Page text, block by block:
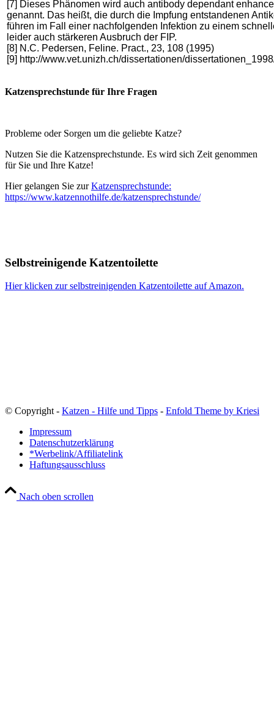
[7] Dieses Phänomen wird auch antibody dependant
genannt. Das heißt, die durch die Impfung entstandenen
führen im Fall einer nachfolgenden Infektion zu einem
leider auch stärkeren Ausbruch der FIP.
[8] N.C. Pedersen, Feline. Pract., 23, 108 (1995)
[9] http://www.vet.unizh.ch/dissertationen/
Katzensprechstunde für Ihre Fragen
Probleme oder Sorgen um die geliebte Katze?
Nutzen Sie die Katzensprechstunde. Es wird sich Zeit genommen
für Sie und Ihre Katze!
Hier gelangen Sie zurKatzensprechstunde:
https://www.katzennothilfe.de/katzensprechstunde/
Selbstreinigende Katzentoilette
Hier klicken zur selbstreinigenden Katzentoilette auf Amazon.
© Copyright - Katzen - Hilfe und Tipps - Enfold Theme by Kriesi
Impressum
Datenschutzerklärung
*Werbelink/Affiliatelink
Haftungsausschluss
Nach oben scrollen